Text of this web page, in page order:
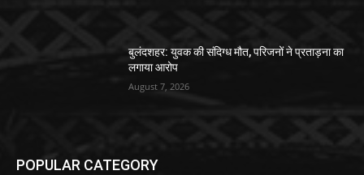
बुलंदशहर: युवक की संदिग्ध मौत, परिजनों ने प्रताड़ना का
लगाया आरोप
August 7, 2026
POPULAR CATEGORY